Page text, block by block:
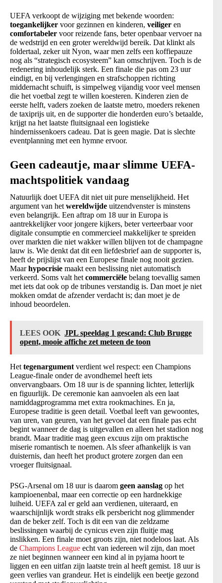
UEFA verkoopt de wijziging met bekende woorden:
toegankelijker voor gezinnen en kinderen, veiliger en
comfortabeler voor reizende fans, beter openbaar vervoer na
de wedstrijd en een groter wereldwijd bereik. Dat klinkt als
foldertaal, zeker uit Nyon, waar men zelfs een koffiepauze
nog als “strategisch ecosysteem” kan omschrijven. Toch is de
redenering inhoudelijk sterk. Een finale die pas om 23 uur
eindigt, en bij verlengingen en strafschoppen richting
middernacht schuift, is simpelweg vijandig voor veel mensen
die het voetbal zegt te willen koesteren. Kinderen zien de
eerste helft, vaders zoeken de laatste metro, moeders rekenen
de taxiprijs uit, en de supporter die honderden euro’s betaalde,
krijgt na het laatste fluitsignaal een logistieke
hindernissenkoers cadeau. Dat is geen magie. Dat is slechte
eventplanning met een hymne ervoor.
Geen cadeautje, maar slimme UEFA-
machtspolitiek vandaag
Natuurlijk doet UEFA dit niet uit pure menselijkheid. Het
argument van het wereldwijde uitzendvenster is minstens
even belangrijk. Een aftrap om 18 uur in Europa is
aantrekkelijker voor jongere kijkers, beter verteerbaar voor
digitale consumptie en commercieel makkelijker te spreiden
over markten die niet wakker willen blijven tot de champagne
lauw is. Wie denkt dat dit een liefdesbrief aan de supporter is,
heeft de prijslijst van een Europese finale nog nooit gezien.
Maarhypocrisie maakt een beslissing niet automatisch
verkeerd. Soms valt het commerciële belang toevallig samen
met iets dat ook op de tribunes verstandig is. Dan moet je niet
mokken omdat de afzender verdacht is; dan moet je de
inhoud beoordelen.
LEES OOK JPL speeldag 1 gescand: Club Brugge
opent, mooie affiche zet meteen de toon
Het tegenargument verdient wel respect: een Champions
League-finale onder de avondhemel heeft iets
onvervangbaars. Om 18 uur is de spanning lichter, letterlijk
en figuurlijk. De ceremonie kan aanvoelen als een laat
namiddagprogramma met extra rookmachines. En ja,
Europese traditie is geen detail. Voetbal leeft van gewoontes,
van uren, van geuren, van het gevoel dat een finale pas echt
begint wanneer de dag is uitgevallen en alleen het stadion nog
brandt. Maar traditie mag geen excuus zijn om praktische
miserie romantisch te noemen. Als sfeer afhankelijk is van
duisternis, dan heeft het product grotere zorgen dan een
vroeger fluitsignaal.
PSG-Arsenal om 18 uur is daarom geen aanslag op het
kampioenenbal, maar een correctie op een hardnekkige
luiheid. UEFA zal er geld aan verdienen, uiteraard, en
waarschijnlijk wordt straks elk persbericht nog glimmender
dan de beker zelf. Toch is dit een van die zeldzame
beslissingen waarbij de cynicus even zijn fluitje mag
inslikken. Een finale moet groots zijn, niet nodeloos laat. Als
de Champions League echt van iedereen wil zijn, dan moet
ze niet beginnen wanneer een kind al in pyjama hoort te
liggen en een uitfan zijn laatste trein al heeft gemist. 18 uur is
geen verlies van grandeur. Het is eindelijk een beetje gezond